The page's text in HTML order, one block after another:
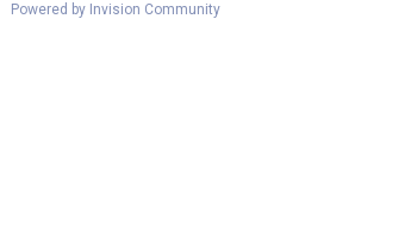
Powered by Invision Community